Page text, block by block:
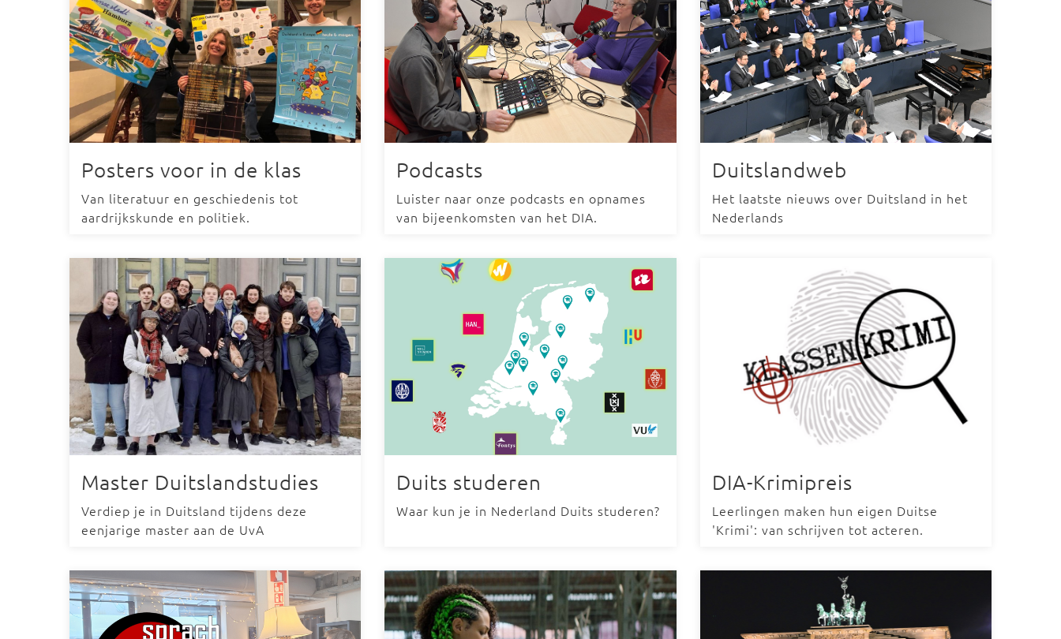
Posters voor in de klas
Van literatuur en geschiedenis tot
aardrijkskunde en politiek.
Podcasts
Luister naar onze podcasts en opnames
van bijeenkomsten van het DIA.
Duitslandweb
Het laatste nieuws over Duitsland in het
Nederlands
Master Duitslandstudies
Verdiep je in Duitsland tijdens deze
eenjarige master aan de UvA
Duits studeren
Waar kun je in Nederland Duits studeren?
DIA-Krimipreis
Leerlingen maken hun eigen Duitse
'Krimi': van schrijven tot acteren.